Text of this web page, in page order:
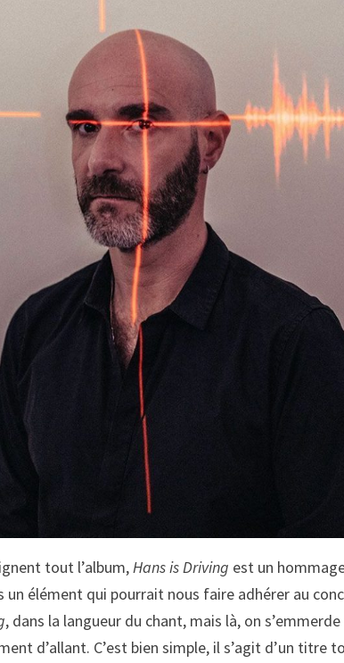
tout l’album,Hans is Driving est un
un élément qui pourrait nous faire adhérer au
, dans la langueur du chant, mais là, on s’emmerde
d’allant. C’est bien simple, il s’agit d’un